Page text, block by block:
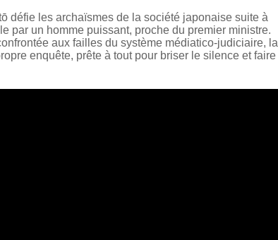
défie les archaïsmes de la société japonaise suite à
par un homme puissant, proche du premier ministre.
aux failles du système médiatico-judiciaire, la
enquête, prête à tout pour briser le silence et faire